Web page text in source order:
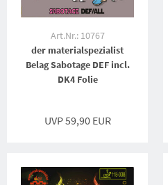
Art.Nr.: 10767
der materialspezialist
Belag Sabotage DEF incl.
DK4 Folie
UVP 59,90 EUR